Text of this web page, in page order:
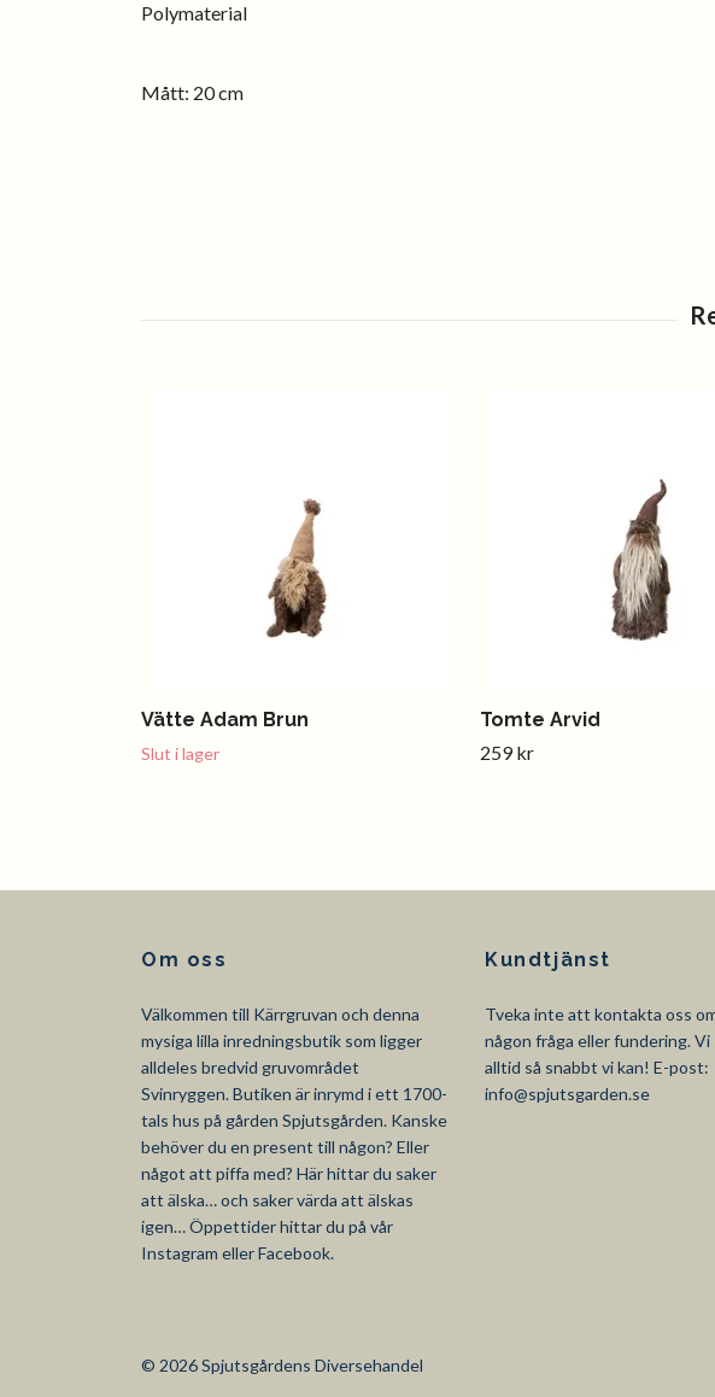
Polymaterial
Mått: 20 cm
Vätte Adam Brun
Slut i lager
Tomte Arvid
259 kr
Om oss
Välkommen till Kärrgruvan och denna
mysiga lilla inredningsbutik som ligger
alldeles bredvid gruvområdet
Svinryggen. Butiken är inrymd i ett 1700-
tals hus på gården Spjutsgården. Kanske
behöver du en present till någon? Eller
något att piffa med? Här hittar du saker
att älska… och saker värda att älskas
igen… Öppettider hittar du på vår
Instagram eller Facebook.
Kundtjänst
Tveka inte att kontakta oss
någon fråga eller fundering. Vi
alltid så snabbt vi kan! E-post:
info@spjutsgarden.se
© 2026 Spjutsgårdens Diversehandel